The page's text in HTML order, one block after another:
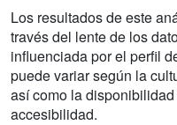
Los resultados de este
través del lente de los
influenciada por el perfil
puede variar según la
así como la
accesibilidad.